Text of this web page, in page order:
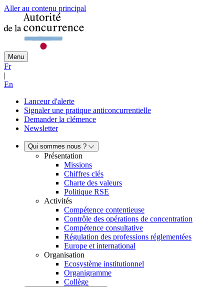
Aller au contenu principal
Menu
Fr
|
En
Lanceur d'alerte
Signaler une pratique anticoncurrentielle
Demander la clémence
Newsletter
Qui sommes nous ?
Présentation
Missions
Chiffres clés
Charte des valeurs
Politique RSE
Activités
Compétence contentieuse
Contrôle des opérations de concentration
Compétence consultative
Régulation des professions réglementées
Europe et international
Organisation
Ecosystème institutionnel
Organigramme
Collège